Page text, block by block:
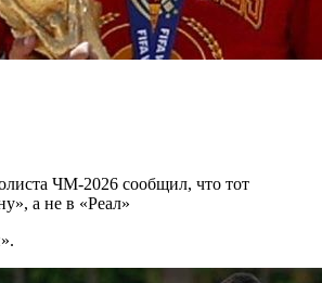
ЧМ-2026 cообщил, что тот
а не в «Реал»